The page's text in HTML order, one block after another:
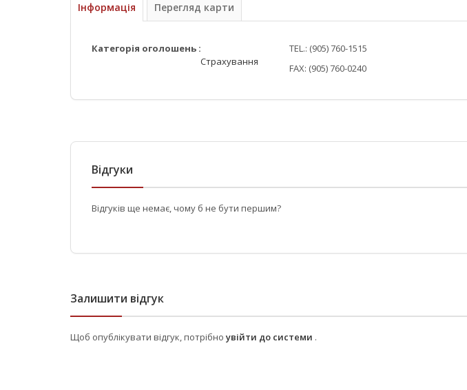
Інформація Перегляд карти
Категорія оголошень :
Страхування
TEL.: (905) 760-1515
FAX: (905) 760-0240
Відгуки
Відгуків ще немає, чому б не бути першим?
Залишити відгук
Щоб опублікувати відгук, потрібно увійти до системи .